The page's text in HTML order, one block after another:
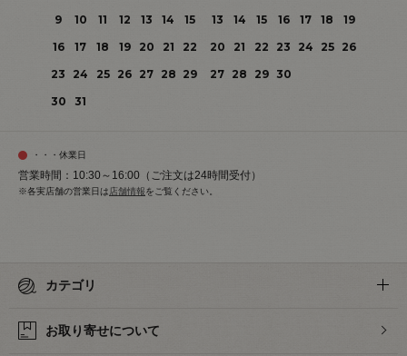
9
10 11 12 13 14
15
16
17 18 19 20 21
22
23
24 25 26 27 28 29
30
31
13
14 15 16 17 18
19
20
21 22 23 24 25
26
27 28 29 30
・・・休業日
営業時間：10:30～16:00（ご注文は24時間受付）
※各実店舗の営業日は 店舗情報をご覧ください。
カテゴリ
お取り寄せについて